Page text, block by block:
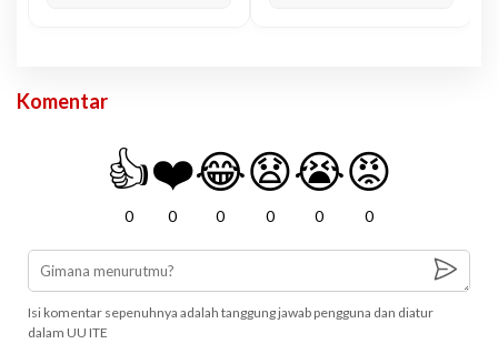
Komentar
👍
0
❤️
0
😂
0
😧
0
😭
0
😡
0
Isi komentar sepenuhnya adalah tanggung jawab pengguna dan diatur
dalam UU ITE